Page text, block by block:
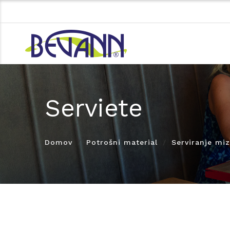
Serviete
Domov Potrošni material Serviranje